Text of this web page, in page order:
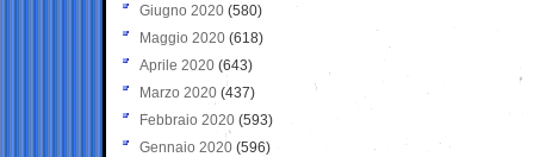
Giugno 2020 (580)
Maggio 2020 (618)
Aprile 2020 (643)
Marzo 2020 (437)
Febbraio 2020 (593)
Gennaio 2020 (596)